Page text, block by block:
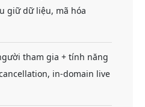
giữ dữ liệu, mã hóa
tham gia + tính năng
in-domain live